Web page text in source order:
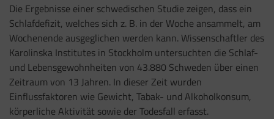
Die Ergebnisse einer schwedischen Studie zeigen, dass ein
Schlafdefizit, welches sich z. B. in der Woche ansammelt, am
Wochenende ausgeglichen werden kann. Wissenschaftler des
Karolinska Institutes in Stockholm untersuchten die Schlaf-
und Lebensgewohnheiten von 43.880 Schweden über einen
Zeitraum von 13 Jahren. In dieser Zeit wurden
Einflussfaktoren wie Gewicht, Tabak- und Alkoholkonsum,
körperliche Aktivität sowie der Todesfall erfasst.